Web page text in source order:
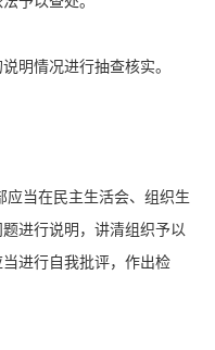
明情况进行抽查核实。
应当在民主生活会、组织生
进行说明，讲清组织予以
进行自我批评，作出检